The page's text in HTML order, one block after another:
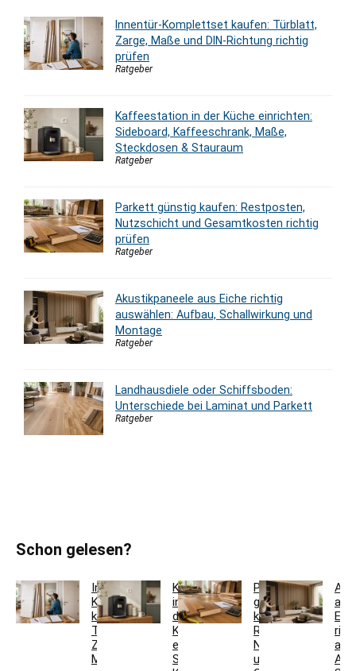
Innentür-Komplettset kaufen: Türblatt,
Zarge, Maße und DIN-Richtung richtig
prüfen
Ratgeber
Kaffeestation in der Küche einrichten:
Sideboard, Kaffeeschrank, Maße,
Steckdosen & Stauraum
Ratgeber
Parkett günstig kaufen: Restposten,
Nutzschicht und Gesamtkosten richtig
prüfen
Ratgeber
Akustikpaneele aus Eiche richtig
auswählen: Aufbau, Schallwirkung und
Montage
Ratgeber
Landhausdiele oder Schiffsboden:
Unterschiede bei Laminat und Parkett
Ratgeber
Schon gelesen?
Innentür-
Komplettset
kaufen:
Türblatt,
Zarge,
Maße
Kaffeestation
in
der
Küche
einrichten:
Sideboard,
Parkett
günstig
kaufen:
Restposten,
Nutzschicht
und
aus